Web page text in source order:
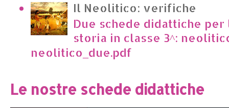
Il Neolitico: verifiche
Due schede didattiche
storia in classe 3^:
neolitico_due.pdf
Le nostre schede didattiche